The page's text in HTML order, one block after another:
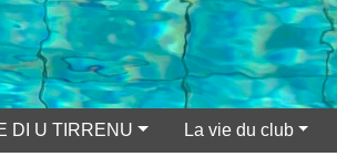
DI U TIRRENU La vie du club